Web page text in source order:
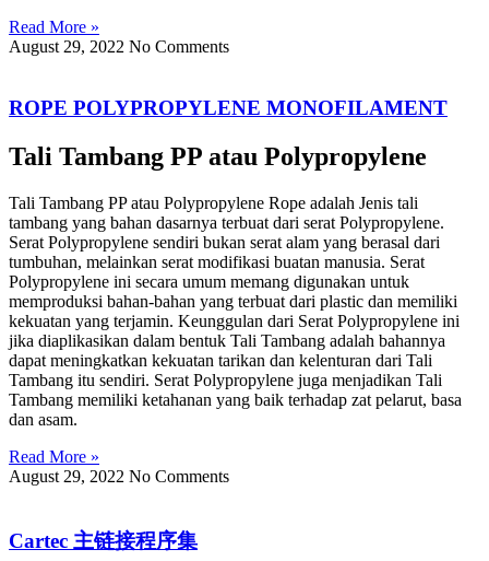
Read More »
August 29, 2022 No Comments
ROPE POLYPROPYLENE MONOFILAMENT
Tali Tambang PP atau Polypropylene
Tali Tambang PP atau Polypropylene Rope adalah Jenis tali
tambang yang bahan dasarnya terbuat dari serat Polypropylene.
Serat Polypropylene sendiri bukan serat alam yang berasal dari
tumbuhan, melainkan serat modifikasi buatan manusia. Serat
Polypropylene ini secara umum memang digunakan untuk
memproduksi bahan-bahan yang terbuat dari plastic dan memiliki
kekuatan yang terjamin. Keunggulan dari Serat Polypropylene ini
jika diaplikasikan dalam bentuk Tali Tambang adalah bahannya
dapat meningkatkan kekuatan tarikan dan kelenturan dari Tali
Tambang itu sendiri. Serat Polypropylene juga menjadikan Tali
Tambang memiliki ketahanan yang baik terhadap zat pelarut, basa
dan asam.
Read More »
August 29, 2022 No Comments
Cartec 主链接程序集